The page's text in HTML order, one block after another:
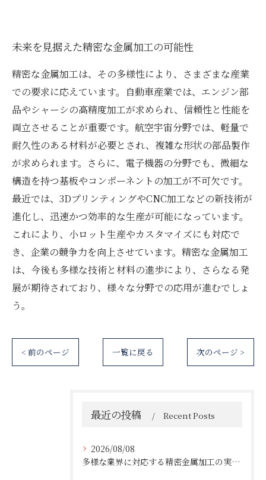
未来を見据えた精密な金属加工の可能性
精密な金属加工は、その多様性により、さまざまな産業
での要求に応えています。自動車産業では、エンジン部
品やシャーシの高精度加工が求められ、信頼性と性能を
両立させることが重要です。航空宇宙分野では、軽量で
耐久性のある材料が必要とされ、複雑な形状の部品製作
が求められます。さらに、電子機器の分野でも、微細な
構造を持つ基板やコンポーネントの加工が不可欠です。
最近では、3DプリンティングやCNC加工などの新技術が
進化し、迅速かつ効率的な生産が可能になっています。
これにより、小ロット生産やカスタマイズにも対応で
き、企業の競争力を向上させています。精密な金属加工
は、今後も多様な技術と材料の進歩により、さらなる発
展が期待されており、様々な分野での応用が進むでしょ
う。
< 前のページ 一覧に戻る 次のページ >
最近の投稿 Recent Posts
2026/08/08
多様な業界に対応する精密金属加工の実績と技術